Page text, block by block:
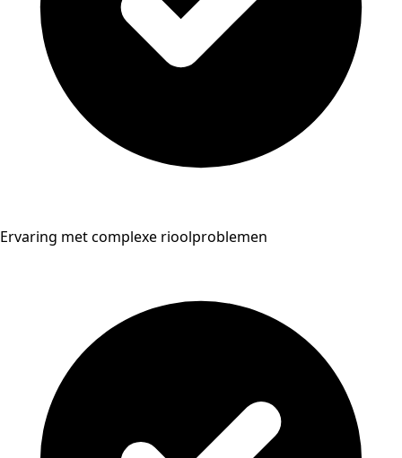
Ervaring met complexe rioolproblemen